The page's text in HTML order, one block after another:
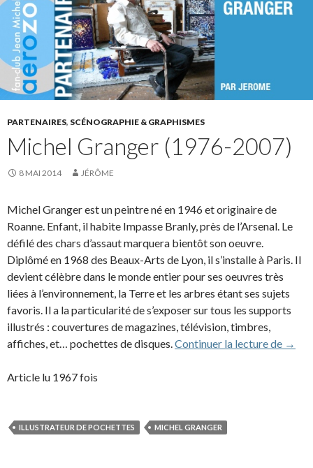
PARTENAIRES, SCÉNOGRAPHIE & GRAPHISMES
Michel Granger (1976-2007)
8 MAI 2014 JÉRÔME
Michel Granger est un peintre né en 1946 et originaire de
Roanne. Enfant, il habite Impasse Branly, près de l’Arsenal. Le
défilé des chars d’assaut marquera bientôt son oeuvre.
Diplômé en 1968 des Beaux-Arts de Lyon, il s’installe à Paris. Il
devient célèbre dans le monde entier pour ses oeuvres très
liées à l’environnement, la Terre et les arbres étant ses sujets
favoris. Il a la particularité de s’exposer sur tous les supports
illustrés : couvertures de magazines, télévision, timbres,
affiches, et… pochettes de disques. Continuer la lecture de →
Article lu 1967 fois
ILLUSTRATEUR DE POCHETTES MICHEL GRANGER